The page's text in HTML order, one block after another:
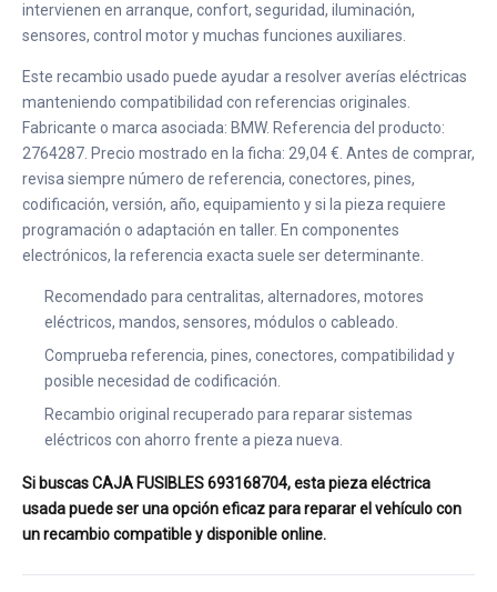
intervienen en arranque, confort, seguridad, iluminación,
sensores, control motor y muchas funciones auxiliares.
Este recambio usado puede ayudar a resolver averías eléctricas
manteniendo compatibilidad con referencias originales.
Fabricante o marca asociada: BMW. Referencia del producto:
2764287. Precio mostrado en la ficha: 29,04 €. Antes de comprar,
revisa siempre número de referencia, conectores, pines,
codificación, versión, año, equipamiento y si la pieza requiere
programación o adaptación en taller. En componentes
electrónicos, la referencia exacta suele ser determinante.
Recomendado para centralitas, alternadores, motores
eléctricos, mandos, sensores, módulos o cableado.
Comprueba referencia, pines, conectores, compatibilidad y
posible necesidad de codificación.
Recambio original recuperado para reparar sistemas
eléctricos con ahorro frente a pieza nueva.
Si buscas CAJA FUSIBLES 693168704, esta pieza eléctrica
usada puede ser una opción eficaz para reparar el vehículo con
un recambio compatible y disponible online.